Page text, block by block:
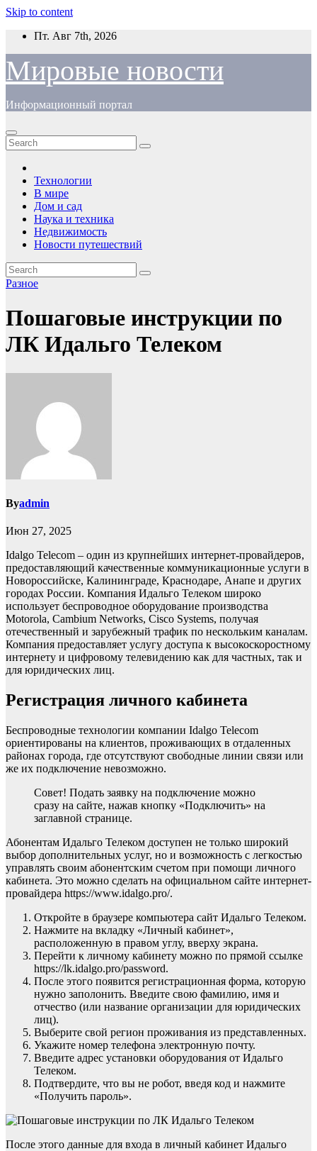
Skip to content
Пт. Авг 7th, 2026
Мировые новости
Информационный портал
Технологии
В мире
Дом и сад
Наука и техника
Недвижимость
Новости путешествий
Разное
Пошаговые инструкции по
ЛК Идальго Телеком
Byadmin
Июн 27, 2025
Idalgo Telecom – один из крупнейших интернет-провайдеров,
предоставляющий качественные коммуникационные услуги в
Новороссийске, Калининграде, Краснодаре, Анапе и других
городах России. Компания Идальго Телеком широко
использует беспроводное оборудование производства
Motorola, Cambium Networks, Cisco Systems, получая
отечественный и зарубежный трафик по нескольким каналам.
Компания предоставляет услугу доступа к высокоскоростному
интернету и цифровому телевидению как для частных, так и
для юридических лиц.
Регистрация личного кабинета
Беспроводные технологии компании Idalgo Telecom
ориентированы на клиентов, проживающих в отдаленных
районах города, где отсутствуют свободные линии связи или
же их подключение невозможно.
Совет! Подать заявку на подключение можно
сразу на сайте, нажав кнопку «Подключить» на
заглавной странице.
Абонентам Идальго Телеком доступен не только широкий
выбор дополнительных услуг, но и возможность с легкостью
управлять своим абонентским счетом при помощи личного
кабинета. Это можно сделать на официальном сайте интернет-
провайдера https://www.idalgo.pro/.
Откройте в браузере компьютера сайт Идальго Телеком.
Нажмите на вкладку «Личный кабинет»,
расположенную в правом углу, вверху экрана.
Перейти к личному кабинету можно по прямой ссылке
https://lk.idalgo.pro/password.
После этого появится регистрационная форма, которую
нужно заполонить. Введите свою фамилию, имя и
отчество (или название организации для юридических
лиц).
Выберите свой регион проживания из представленных.
Укажите номер телефона электронную почту.
Введите адрес установки оборудования от Идальго
Телеком.
Подтвердите, что вы не робот, введя код и нажмите
«Получить пароль».
После этого данные для входа в личный кабинет Идальго